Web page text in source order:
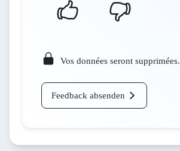
Vos données seront supprimées.
Feedback absenden